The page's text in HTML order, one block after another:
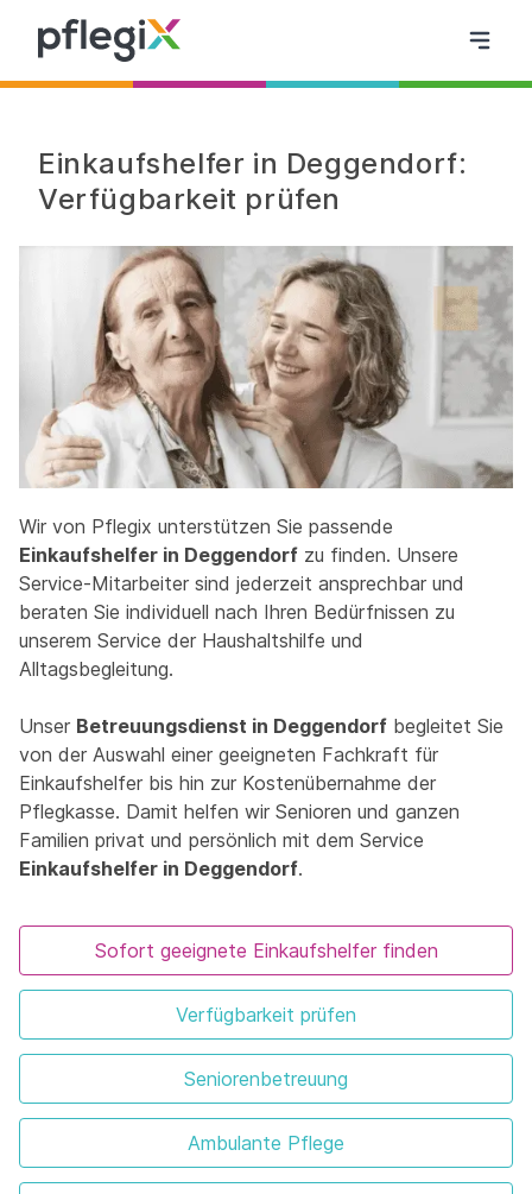
Einkaufshelfer in Deggendorf:
Verfügbarkeit prüfen
Wir von Pflegix unterstützen Sie passende
Einkaufshelfer in Deggendorf zu finden. Unsere
Service-Mitarbeiter sind jederzeit ansprechbar und
beraten Sie individuell nach Ihren Bedürfnissen zu
unserem Service der Haushaltshilfe und
Alltagsbegleitung.
Unser Betreuungsdienst in Deggendorf begleitet Sie
von der Auswahl einer geeigneten Fachkraft für
Einkaufshelfer bis hin zur Kostenübernahme der
Pflegkasse. Damit helfen wir Senioren und ganzen
Familien privat und persönlich mit dem Service
Einkaufshelfer in Deggendorf.
Sofort geeignete Einkaufshelfer finden
Verfügbarkeit prüfen
Seniorenbetreuung
Ambulante Pflege